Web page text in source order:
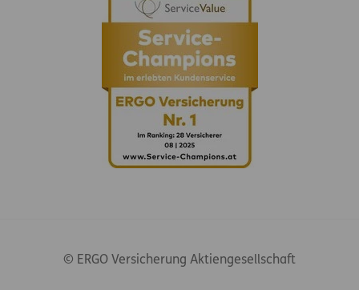
© ERGO Versicherung Aktiengesellschaft